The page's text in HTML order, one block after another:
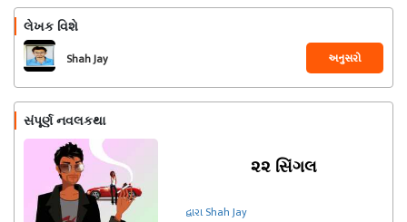
લેખક વિશે
Shah Jay અનુસરો
સંપૂર્ણ નવલકથા
૨૨ સિંગલ
દ્વારા Shah Jay